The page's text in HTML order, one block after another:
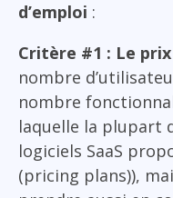
d’emploi :
Critère #1 : Le prix
nombre
nombre
laquelle la plupart
logiciels SaaS
(pricing plans)),